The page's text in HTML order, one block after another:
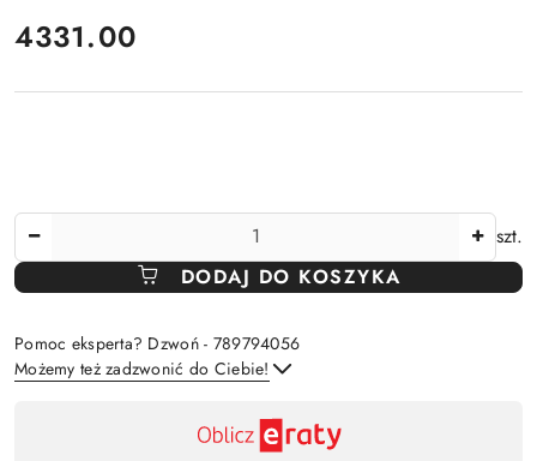
cena:
4331.00
szt.
DODAJ DO KOSZYKA
Pomoc eksperta? Dzwoń - 789794056
Możemy też zadzwonić do Ciebie!